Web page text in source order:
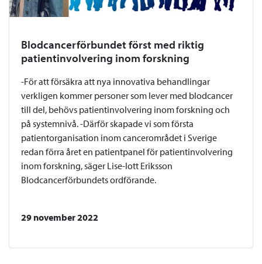
Blodcancerförbundet först med riktig
patientinvolvering inom forskning
-För att försäkra att nya innovativa behandlingar
verkligen kommer personer som lever med blodcancer
till del, behövs patientinvolvering inom forskning och
på systemnivå. -Därför skapade vi som första
patientorganisation inom cancerområdet i Sverige
redan förra året en patientpanel för patientinvolvering
inom forskning, säger Lise-lott Eriksson
Blodcancerförbundets ordförande.
29 november 2022